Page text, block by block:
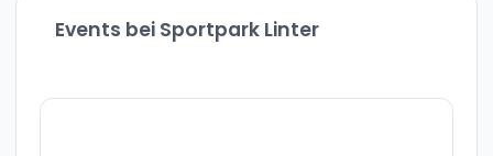
Events bei Sportpark Linter